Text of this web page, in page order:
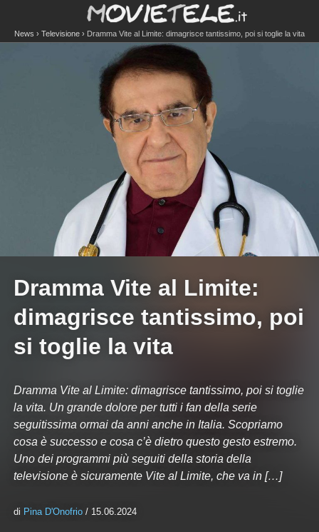
News Televisione Dramma Vite al Limite: dimagrisce tantissimo, poi si toglie la vita
Dramma Vite al Limite:
dimagrisce tantissimo, poi
si toglie la vita
Dramma Vite al Limite: dimagrisce tantissimo, poi si toglie
la vita. Un grande dolore per tutti i fan della serie
seguitissima ormai da anni anche in Italia. Scopriamo
cosa è successo e cosa c’è dietro questo gesto estremo.
Uno dei programmi più seguiti della storia della
televisione è sicuramente Vite al Limite, che va in […]
di Pina D'Onofrio / 15.06.2024